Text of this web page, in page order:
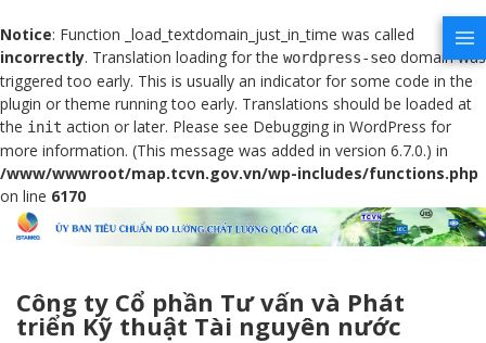
Notice: Function _load_textdomain_just_in_time was called
incorrectly. Translation loading for the wordpress-seo domain was
triggered too early. This is usually an indicator for some code in the
plugin or theme running too early. Translations should be loaded at
the init action or later. Please see Debugging in WordPress for
more information. (This message was added in version 6.7.0.) in
/www/wwwroot/map.tcvn.gov.vn/wp-includes/functions.php
on line 6170
Công ty Cổ phần Tư vấn và Phát
triển Kỹ thuật Tài nguyên nước